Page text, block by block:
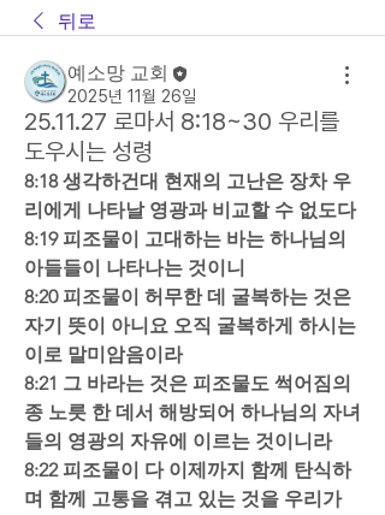
뒤로
예소망 교회
2025년 11월 26일
25.11.27 로마서 8:18~30 우리를
도우시는 성령
8:18 생각하건대 현재의 고난은 장차 우
리에게 나타날 영광과 비교할 수 없도다
8:19 피조물이 고대하는 바는 하나님의
아들들이 나타나는 것이니
8:20 피조물이 허무한 데 굴복하는 것은
자기 뜻이 아니요 오직 굴복하게 하시는
이로 말미암음이라
8:21 그 바라는 것은 피조물도 썩어짐의
종 노릇 한 데서 해방되어 하나님의 자녀
들의 영광의 자유에 이르는 것이니라
8:22 피조물이 다 이제까지 함께 탄식하
며 함께 고통을 겪고 있는 것을 우리가